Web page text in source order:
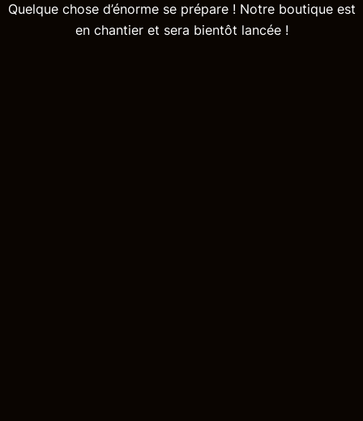
Quelque chose d’énorme se prépare ! Notre boutique est
en chantier et sera bientôt lancée !